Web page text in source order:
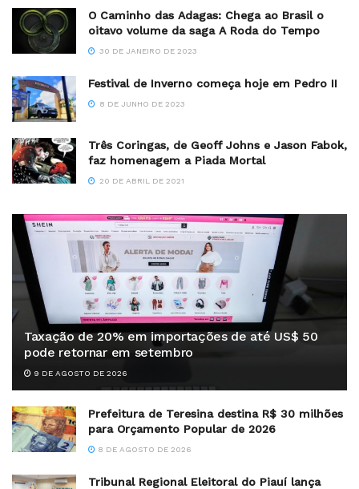
O Caminho das Adagas: Chega ao Brasil o
oitavo volume da saga A Roda do Tempo
30 DE JANEIRO DE 2023
Festival de Inverno começa hoje em Pedro II
8 DE JUNHO DE 2023
Três Coringas, de Geoff Johns e Jason Fabok,
faz homenagem a Piada Mortal
20 DE ABRIL DE 2021
Taxação de 20% em importações de até US$ 50
pode retornar em setembro
9 DE AGOSTO DE 2026
Prefeitura de Teresina destina R$ 30 milhões
para Orçamento Popular de 2026
8 DE AGOSTO DE 2026
Tribunal Regional Eleitoral do Piauí lança